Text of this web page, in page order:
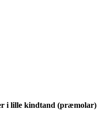
i lille kindtand (præmolar)